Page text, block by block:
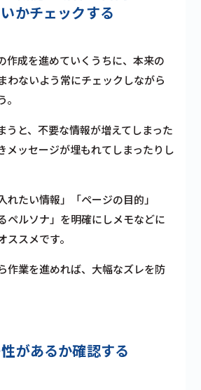
かチェックする
作成を進めていくうちに、本来の
わないよう常にチェックしながら
うと、不要な情報が増えてしまった
メッセージが埋もれてしまったりし
れたい情報」「ページの目的」
ペルソナ」を明確にしメモなどに
ススメです。
作業を進めれば、大幅なズレを防
があるか確認する